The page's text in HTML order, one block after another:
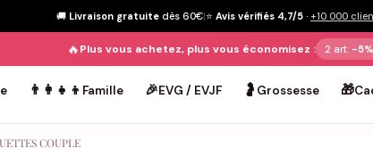
🚚 Livraison gratuite dès 60€|⭐ Avis vérifiés 4,7/5 · +10 000
🔥Plus vous achetez, plus vous économisez : 2 art. -5%
👨‍👩‍👧‍👦 Famille 🎉EVG / EVJF 🤰 Grossesse 🎁
COUPLE